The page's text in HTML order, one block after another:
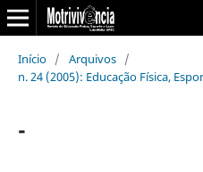
Início / Arquivos /
n. 24 (2005): Educação Física,
-